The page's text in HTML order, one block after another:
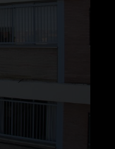
de entrada,
de la sala de
dos pilares
de forma
el vestíbulo,
principal de la